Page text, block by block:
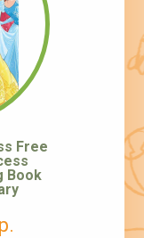
Free
Book